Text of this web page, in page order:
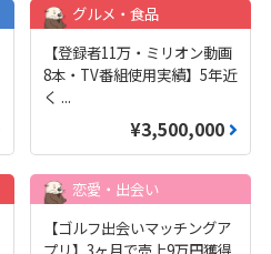
グルメ・食品
【登録者11万・ミリオン動画
8本・TV番組使用実績】5年近
く ...
¥3,500,000
恋愛・出会い
【ゴルフ出会いマッチングア
プリ】3ヶ月で売上9万円獲得